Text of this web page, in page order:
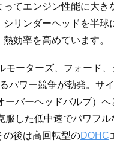
てエンジン性能に大き
シリンダーヘッドを半球
効率を高めています。
モーターズ、フォード
パワー競争が勃発。サ
ーバーヘッドバルブ）へ
服した低中速でパワフル
の後は高回転型のDOHC